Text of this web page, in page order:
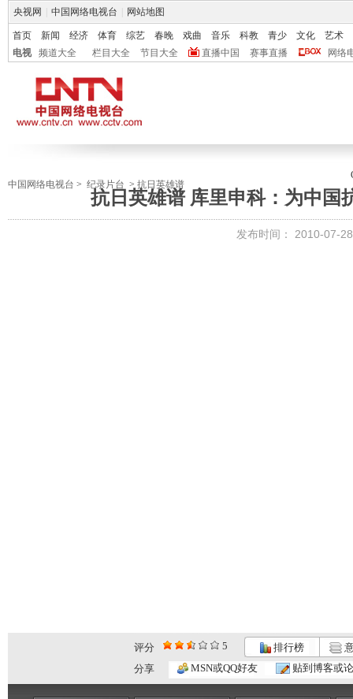
央视网 中国网络电视台 网站地图
首页 新闻 经济 体育 综艺 春晚 戏曲 音乐 科教 青少 文化
艺术
电视
频道大全 栏目大全 节目大全 直播中国 赛事直播 网络
中国网络电视台 > 纪录片台 > 抗日英雄谱
抗日英雄谱 库里申科：为中国
发布时间： 2010-07-
评分 5 排行榜
分享
MSN或QQ好友 贴到博客或